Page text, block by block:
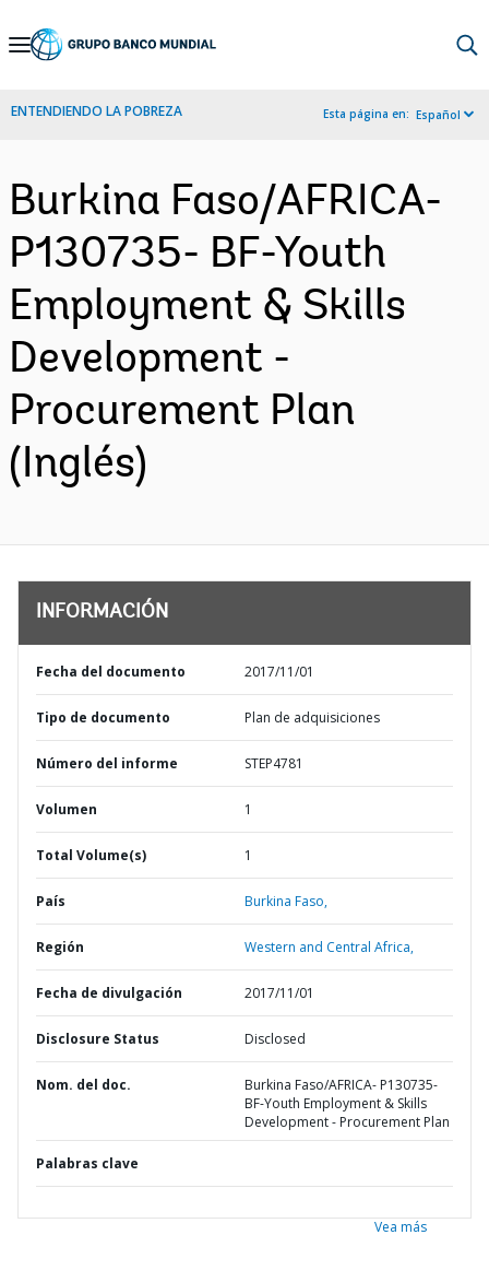
Skip
Navigation
ENTENDIENDO LA POBREZA Esta página en: Español
Burkina Faso/AFRICA-
P130735- BF-Youth
Employment & Skills
Development -
Procurement Plan
(Inglés)
INFORMACIÓN
Fecha del documento 2017/11/01
Tipo de documento Plan de adquisiciones
Número del informe STEP4781
Volumen 1
Total Volume(s) 1
País Burkina Faso,
Región Western and Central Africa,
Fecha de divulgación 2017/11/01
Disclosure Status Disclosed
Nom. del doc.
Burkina Faso/AFRICA- P130735-
BF-Youth Employment & Skills
Development - Procurement Plan
Palabras clave
Vea más